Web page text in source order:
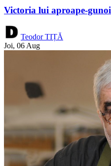
Victoria lui aproape-gunoi
Teodor TIȚĂ
Joi, 06 Aug